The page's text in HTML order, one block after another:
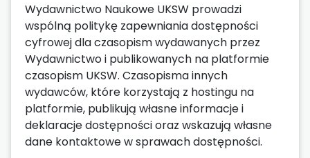
Wydawnictwo Naukowe UKSW prowadzi
wspólną politykę zapewniania dostępności
cyfrowej dla czasopism wydawanych przez
Wydawnictwo i publikowanych na platformie
czasopism UKSW. Czasopisma innych
wydawców, które korzystają z hostingu na
platformie, publikują własne informacje i
deklaracje dostępności oraz wskazują własne
dane kontaktowe w sprawach dostępności.